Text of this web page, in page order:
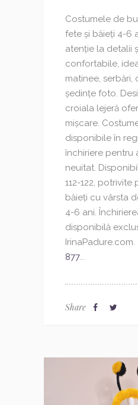
Costumele de
fete și băieți 4-6
atenție la detalii
confortabile,
matinee, serbări,
ședințe foto.
croiala lejeră
mișcare.
disponibile în
închiriere pentru
neuitat.
112-122, potrivite
băieți cu vârsta
4-6 ani.
disponibilă
IrinaPadure.com.
877...
Share